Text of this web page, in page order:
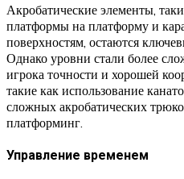
Акробатические элементы,
платформы на платформу и
поверхностям, остаются
Однако уровни стали более
игрока точности и хорошей
такие как использование
сложных акробатических
платформинг.
Управление временем